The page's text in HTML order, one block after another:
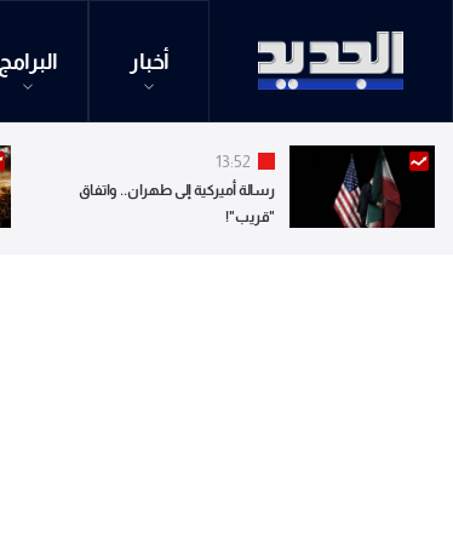
أخبار البرامج
13:52
رسالة أميركية إلى طهران.. واتفاق
"قريب"!